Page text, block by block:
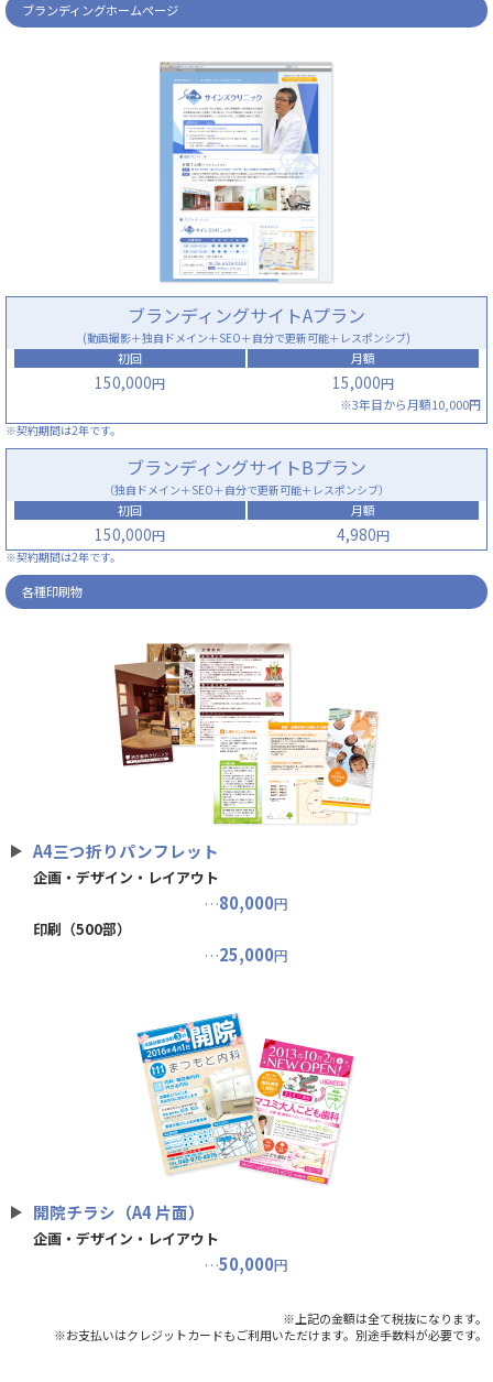
ブランディングホームページ
ブランディングサイトAプラン
(動画撮影＋独自ドメイン＋SEO＋自分で更新可能＋レスポンシブ)
初回
150,000円
月額
15,000円
※3年目から月額10,000円
※契約期間は2年です。
ブランディングサイトBプラン
（独自ドメイン＋SEO＋自分で更新可能＋レスポンシブ）
初回
150,000円
月額
4,980円
※契約期間は2年です。
各種印刷物
A4三つ折りパンフレット
企画・デザイン・レイアウト
…80,000円
印刷（500部）
…25,000円
開院チラシ（A4 片面）
企画・デザイン・レイアウト
…50,000円
※上記の金額は全て税抜になります。
※お支払いはクレジットカードもご利用いただけます。別途手数料が必要です。